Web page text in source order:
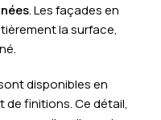
. Les façades en
la surface,
disponibles en
de finitions. Ce détail,